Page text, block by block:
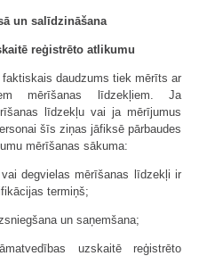
un salīdzināšana
reģistrēto atlikumu
daudzums tiek mērīts ar
mērīšanas līdzekļiem. Ja
līdzekļu vai ja mērījumus
šīs ziņas jāfiksē pārbaudes
mērīšanas sākuma:
degvielas mērīšanas līdzekļi ir
termiņš;
un saņemšana;
uzskaitē reģistrēto